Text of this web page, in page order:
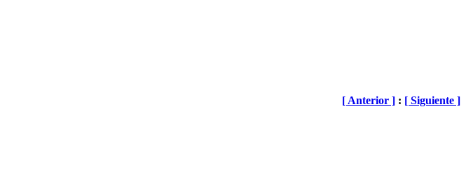
[ Anterior ] : [ Siguiente ]